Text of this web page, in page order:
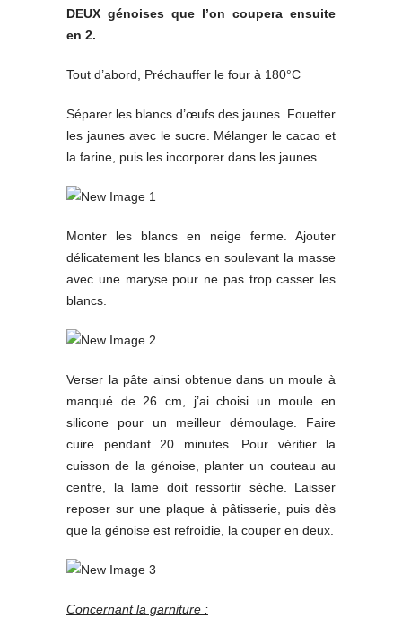
DEUX génoises que l’on coupera ensuite
en 2.
Tout d’abord, Préchauffer le four à 180°C
Séparer les blancs d’œufs des jaunes. Fouetter
les jaunes avec le sucre. Mélanger le cacao et
la farine, puis les incorporer dans les jaunes.
Monter les blancs en neige ferme. Ajouter
délicatement les blancs en soulevant la masse
avec une maryse pour ne pas trop casser les
blancs.
Verser la pâte ainsi obtenue dans un moule à
manqué de 26 cm, j’ai choisi un moule en
silicone pour un meilleur démoulage. Faire
cuire pendant 20 minutes. Pour vérifier la
cuisson de la génoise, planter un couteau au
centre, la lame doit ressortir sèche. Laisser
reposer sur une plaque à pâtisserie, puis dès
que la génoise est refroidie, la couper en deux.
Concernant la garniture :